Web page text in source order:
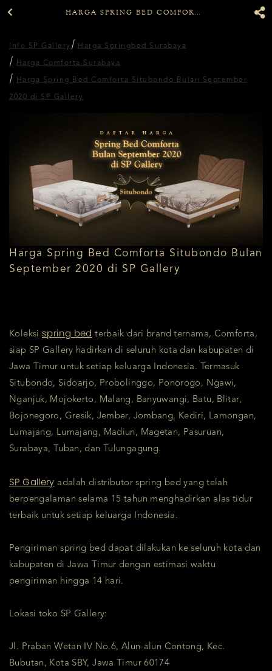
HARGA SPRING BED COMFORTA SITUBONDO BULAN SEPTEMBER 2020 DI SP GALLERY
Info SP Gallery Harga Springbed Surabaya
Harga Comforta Surabaya
Harga Spring Bed Comforta Situbondo Bulan September
2020 di SP Gallery
Harga Spring Bed Comforta Situbondo Bulan
September 2020 di SP Gallery
Koleksi spring bed terbaik dari brand ternama, Comforta,
siap SP Gallery hadirkan di seluruh kota dan kabupaten di
Jawa Timur untuk setiap keluarga Indonesia. Termasuk
Situbondo, Sidoarjo, Probolinggo, Ponorogo, Ngawi,
Nganjuk, Mojokerto, Malang, Banyuwangi, Batu, Blitar,
Bojonegoro, Gresik, Jember, Jombang, Kediri, Lamongan,
Lumajang, Lumajang, Madiun, Magetan, Pasuruan,
Surabaya, Tuban, dan Tulungagung.
SP Gallery adalah distributor spring bed yang telah
berpengalaman selama 15 tahun menghadirkan alas tidur
terbaik untuk setiap keluarga Indonesia.
Pengiriman spring bed dapat dilakukan ke seluruh kota dan
kabupaten di Jawa Timur dengan estimasi waktu
pengiriman hingga 14 hari.
Lokasi toko SP Gallery:
Jl. Praban Wetan IV No.6, Alun-alun Contong, Kec.
Bubutan, Kota SBY, Jawa Timur 60174